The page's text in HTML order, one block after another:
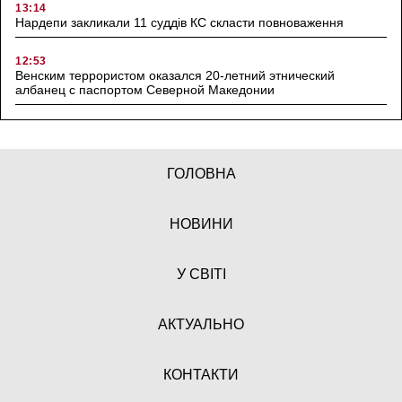
13:14
Нардепи закликали 11 суддів КС скласти повноваження
12:53
Венским террористом оказался 20-летний этнический
албанец с паспортом Северной Македонии
ГОЛОВНА
НОВИНИ
У СВІТІ
АКТУАЛЬНО
КОНТАКТИ